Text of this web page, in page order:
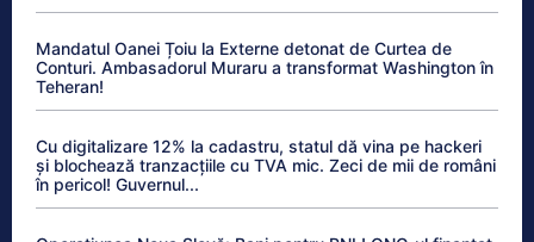
Mandatul Oanei Țoiu la Externe detonat de Curtea de
Conturi. Ambasadorul Muraru a transformat Washington în
Teheran!
Cu digitalizare 12% la cadastru, statul dă vina pe hackeri
și blochează tranzacțiile cu TVA mic. Zeci de mii de români
în pericol! Guvernul...